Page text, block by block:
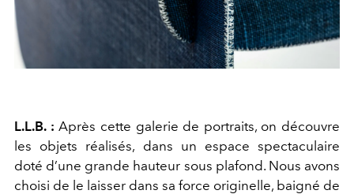
L.L.B. : Après cette galerie de portraits, on découvre
les objets réalisés, dans un espace spectaculaire
doté d’une grande hauteur sous plafond. Nous avons
choisi de le laisser dans sa force originelle, baigné de